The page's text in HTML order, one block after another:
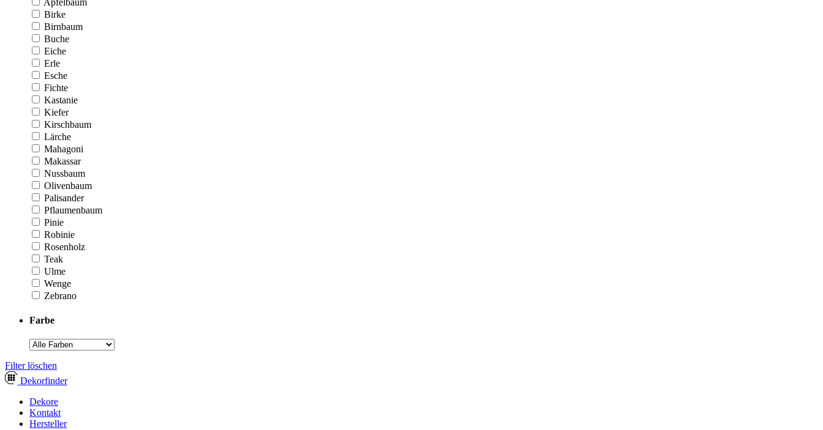
Apfelbaum
Birke
Birnbaum
Buche
Eiche
Erle
Esche
Fichte
Kastanie
Kiefer
Kirschbaum
Lärche
Mahagoni
Makassar
Nussbaum
Olivenbaum
Palisander
Pflaumenbaum
Pinie
Robinie
Rosenholz
Teak
Ulme
Wenge
Zebrano
Farbe
­Filter löschen
Dekorfinder
Dekore
Kontakt
Hersteller